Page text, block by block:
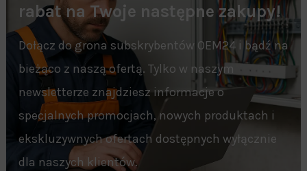
rabat na Twoje następne zakupy!
Dołącz do grona subskrybentów OEM24 i bądź na
bieżąco z naszą ofertą. Tylko w naszym
newsletterze znajdziesz informacje o
specjalnych promocjach, nowych produktach i
ekskluzywnych ofertach dostępnych wyłącznie
dla naszych klientów.